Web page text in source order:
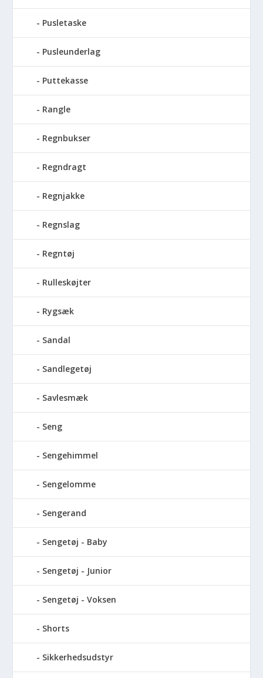
Pusletaske
Pusleunderlag
Puttekasse
Rangle
Regnbukser
Regndragt
Regnjakke
Regnslag
Regntøj
Rulleskøjter
Rygsæk
Sandal
Sandlegetøj
Savlesmæk
Seng
Sengehimmel
Sengelomme
Sengerand
Sengetøj - Baby
Sengetøj - Junior
Sengetøj - Voksen
Shorts
Sikkerhedsudstyr